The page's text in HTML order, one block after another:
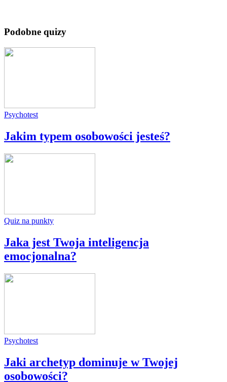
Podobne quizy
Psychotest
Jakim typem osobowości jesteś?
Quiz na punkty
Jaka jest Twoja inteligencja
emocjonalna?
Psychotest
Jaki archetyp dominuje w Twojej
osobowości?